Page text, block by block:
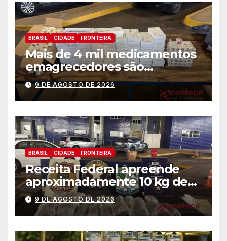
BRASIL CIDADE FRONTEIRA
Mais de 4 mil medicamentos
emagrecedores são
apreendidos pela Receita
Federal
9 DE AGOSTO DE 2026
BRASIL CIDADE FRONTEIRA
Receita Federal apreende
aproximadamente 10 kg de
substância análoga ao
capulho
9 DE AGOSTO DE 2026